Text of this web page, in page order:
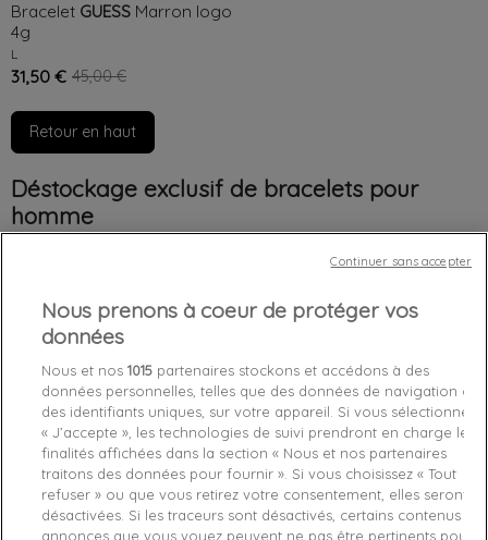
Bracelet GUESS Marron logo
4g
L
31,50 € 45,00 €
Retour en haut
Déstockage exclusif de bracelets pour
homme
Zeshoes vous propose une sélection raffinée de bracelets en
habillé. Profitez des réductions exceptionnelles sur des marques
renommées telles que Guess, ainsi que d'autres grandes
accessoires hommepas chers de haute qualité sont
parfaits pour ajouter une touche de classe à vos tenues
quotidiennes ou pour compléter un ensemble plus formel. Que
vous recherchiez un bracelet discret pour le bureau ou un
modèle plus audacieux pour les occasions spéciales, notre
outlet offre une variété de styles pour tous les goûts.
Nous prenons à coeur de protéger vos
données
Nous et nos1015 partenaires stockons et accédons à des
données personnelles, telles que des données de navigation ou
des identifiants uniques, sur votre appareil. Si vous sélectionnez
« J’accepte », les technologies de suivi prendront en charge les
finalités affichées dans la section « Nous et nos partenaires
traitons des données pour fournir ». Si vous choisissez « Tout
refuser » ou que vous retirez votre consentement, elles seront
désactivées. Si les traceurs sont désactivés, certains contenus et
annonces que vous voyez peuvent ne pas être pertinents pour
Continuer sans accepter